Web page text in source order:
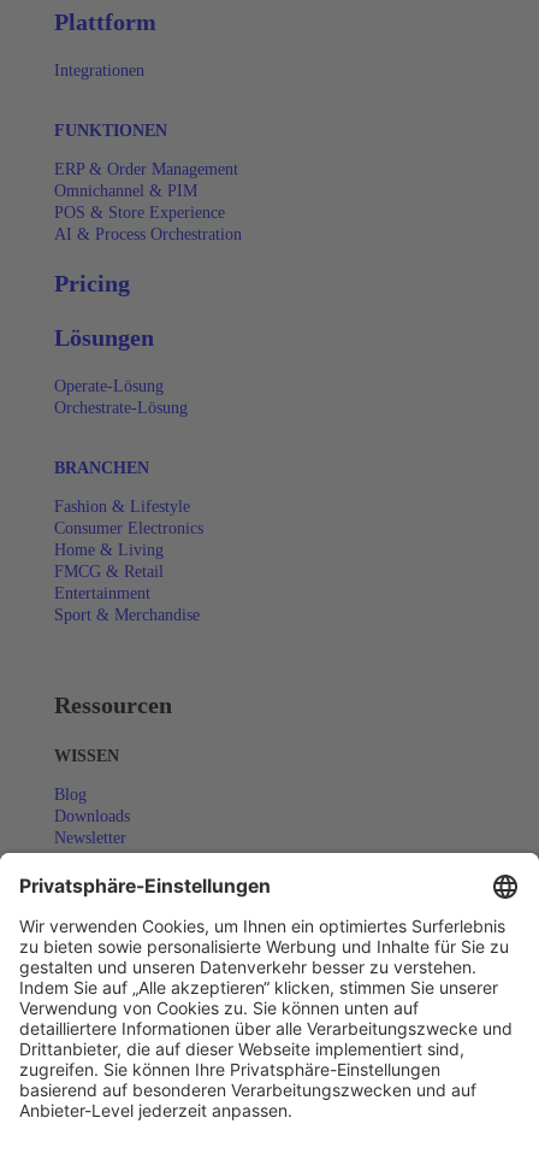
Plattform
Integrationen
FUNKTIONEN
ERP & Order Management
Omnichannel & PIM
POS & Store Experience
AI & Process Orchestration
Pricing
Lösungen
Operate-Lösung
Orchestrate-Lösung
BRANCHEN
Fashion & Lifestyle
Consumer Electronics
Home & Living
FMCG & Retail
Entertainment
Sport & Merchandise
Ressourcen
WISSEN
Blog
Downloads
Newsletter
COMMUNITY
Eventkalender
Webinare
SUPPORT
Dokumentation (EN)